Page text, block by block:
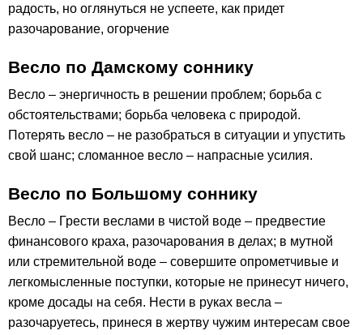
радость, но оглянуться не успеете, как придет
разочарование, огорчение
Весло по Дамскому соннику
Весло – энергичность в решении проблем; борьба с
обстоятельствами; борьба человека с природой.
Потерять весло – не разобраться в ситуации и упустить
свой шанс; сломанное весло – напрасные усилия.
Весло по Большому соннику
Весло – Грести веслами в чистой воде – предвестие
финансового краха, разочарования в делах; в мутной
или стремительной воде – совершите опрометчивые и
легкомысленные поступки, которые не принесут ничего,
кроме досады на себя. Нести в руках весла –
разочаруетесь, принеся в жертву чужим интересам свое